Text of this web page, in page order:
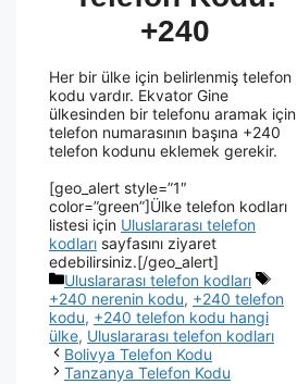
+240
Her bir ülke için belirlenmiş telefon
kodu vardır. Ekvator Gine
ülkesinden bir telefonu aramak için
telefon numarasının başına +240
telefon kodunu eklemek gerekir.
[geo_alert style=”1″
color=”green”]Ülke telefon kodları
listesi için Uluslararası telefon
kodları sayfasını ziyaret
edebilirsiniz.[/geo_alert]
Uluslararası telefon kodları
+240 nerenin kodu, +240 telefon
kodu, +240 telefon kodu hangi
ülke, Uluslararası telefon kodları
Bolivya Telefon Kodu
Tanzanya Telefon Kodu